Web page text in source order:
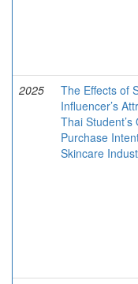
2025
The Effects of
Influencer’s
Thai Student’s
Purchase
Skincare